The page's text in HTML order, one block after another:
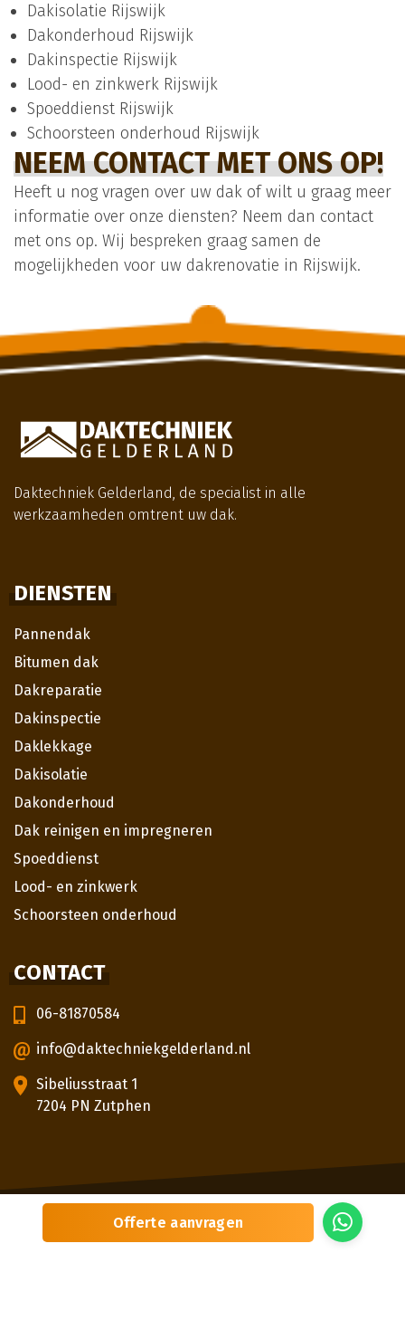
Offerte aanvragen
Dakisolatie Rijswijk
Dakonderhoud Rijswijk
Dakinspectie Rijswijk
Lood- en zinkwerk Rijswijk
Spoeddienst Rijswijk
Schoorsteen onderhoud Rijswijk
NEEM CONTACT MET ONS OP!
Heeft u nog vragen over uw dak of wilt u graag meer
informatie over onze diensten? Neem dan contact
met ons op. Wij bespreken graag samen de
mogelijkheden voor uw dakrenovatie in Rijswijk.
Daktechniek Gelderland, de specialist in alle
werkzaamheden omtrent uw dak.
DIENSTEN
Pannendak
Bitumen dak
Dakreparatie
Dakinspectie
Daklekkage
Dakisolatie
Dakonderhoud
Dak reinigen en impregneren
Spoeddienst
Lood- en zinkwerk
Schoorsteen onderhoud
CONTACT
06-81870584
info@daktechniekgelderland.nl
Sibeliusstraat 1
7204 PN Zutphen
© 2026